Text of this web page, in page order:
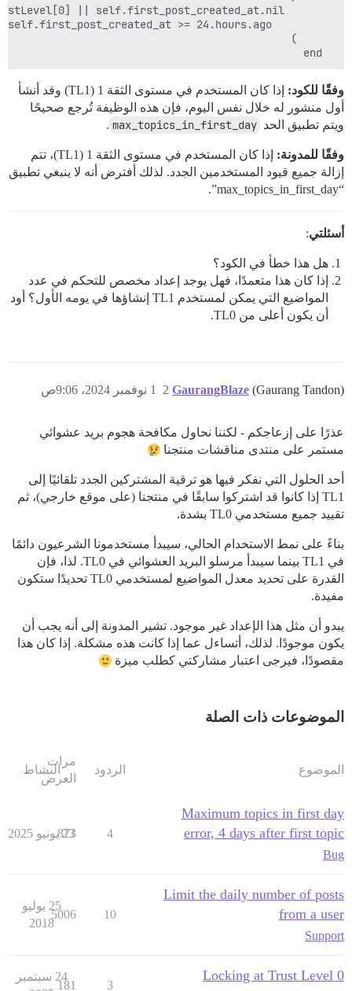
وفقًا للكود:
إذا كان المستخدم في مستوى الثقة 1 (TL1) وقد أنشأ
أول منشور له خلال نفس اليوم، فإن هذه الوظيفة تُرجع صحيحًا
ويتم تطبيق الحد max_topics_in_first_day
.
وفقًا للمدونة:
إذا كان المستخدم في مستوى الثقة 1 (TL1)، تتم
إزالة جميع قيود المستخدمين الجدد. لذلك أفترض أنه لا ينبغي تطبيق
“max_topics_in_first_day”.
أسئلتي:
هل هذا خطأ في الكود؟
إذا كان هذا متعمدًا، فهل يوجد إعداد مخصص للتحكم في عدد
المواضيع التي يمكن لمستخدم TL1 إنشاؤها في يومه الأول؟ أود
أن يكون أعلى من TL0.
GaurangBlaze (Gaurang Tandon) 1 نوفمبر 2024، 9:06ص 2
عذرًا على إزعاجكم - لكننا نحاول مكافحة هجوم بريد عشوائي
مستمر على منتدى مناقشات منتجنا
أحد الحلول التي نفكر فيها هو ترقية المشتركين الجدد تلقائيًا إلى
TL1 إذا كانوا قد اشتركوا سابقًا في منتجنا (على موقع خارجي)، ثم
تقييد جميع مستخدمي TL0 بشدة.
بناءً على نمط الاستخدام الحالي، سيبدأ مستخدمونا الشرعيون دائمًا
في TL1 بينما سيبدأ مرسلو البريد العشوائي في TL0. لذا، فإن
القدرة على تحديد معدل المواضيع لمستخدمي TL0 تحديدًا ستكون
مفيدة.
يبدو أن مثل هذا الإعداد غير موجود. تشير المدونة إلى أنه يجب أن
يكون موجودًا. لذلك، أتساءل عما إذا كانت هذه مشكلة. إذا كان هذا
مقصودًا، فيرجى اعتبار مشاركتي كطلب ميزة
الموضوعات ذات الصلة
الموضوع الردود
مرات
العرض
النشاط
Maximum topics in first day
error, 4 days after first topic
Bug
4
873
23 يونيو 2025
Limit the daily number of posts
from a user
Support
10
5006
25 يوليو
2018
Locking at Trust Level 0
3
181
24 سبتمبر